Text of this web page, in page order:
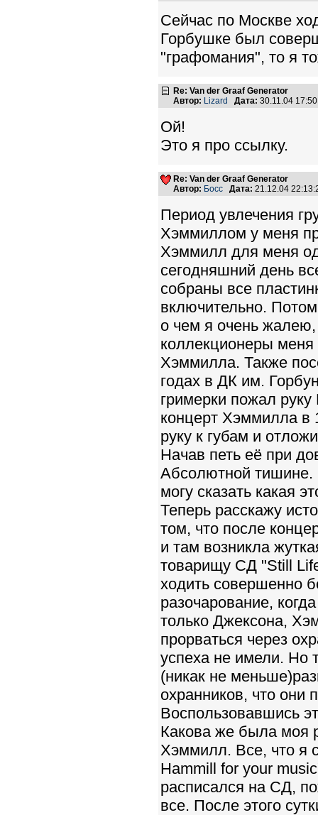
Сейчас по Москве
Горбушке был
"графомания", то я
Re: Van der Graaf Generator
Автор: Lizard Дата: 30.11.04
Ой!
Это я про ссылку.
Re: Van der Graaf Generator
Автор: Босс Дата: 21.12.04
Период увлечения
Хэммиллом у меня
Хэммилл для меня
сегодняшний день
собраны все
включительно.
о чем я очень жалею,
коллекционеры
Хэммилла. Также
годах в ДК им.
гримерки пожал
концерт Хэммилла в
руку к губам и
Начав петь её при
Абсолютной тишине.
могу сказать какая
Теперь расскажу
том, что после
и там возникла
товарищу СД "Still
ходить совершенно
разочарование,
только Джексона,
прорваться через
успеха не имели. Но
(никак не
охранников, что они
Воспользовавшись
Какова же была моя
Хэммилл. Все, что я
Hammill for your
расписался на СД,
все. После этого